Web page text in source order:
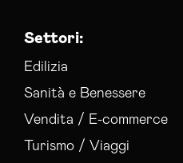
Settori:
Edilizia
Sanità e Benessere
Vendita / E-commerce
Turismo / Viaggi